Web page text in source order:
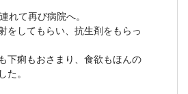
れて再び病院へ。
をしてもらい、抗生剤をもらっ
下痢もおさまり、食欲もほんの
た。